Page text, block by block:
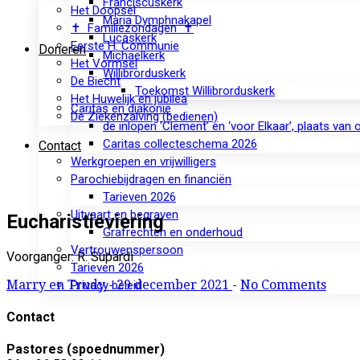
Maria Dymphnakapel
Lucaskerk
Michaelkerk
Willibrorduskerk
Toekomst Willibrorduskerk
Caritas en diakonie
de inlopen ‘Clement’ en ‘voor Elkaar’, plaats
Caritas collecteschema 2026
Werkgroepen en vrijwilligers
Parochiebijdragen en financiën
Tarieven 2026
Uitvaart en begraven
Grafrechten en onderhoud
Vertrouwenspersoon
Tarieven 2026
Privacy beleid
Het Doopsel
✝ Familiezondagen ✝
Eerste H. Communie
Het Vormsel
De Biecht
Het Huwelijk en jubilea
De Ziekenzalving (bedienen)
Doneren
Contact
Eucharistieviering
Voorganger: R. Supardi
Marry en Trudy-29 december 2021 - No Comments
Contact
Pastores (spoednummer)